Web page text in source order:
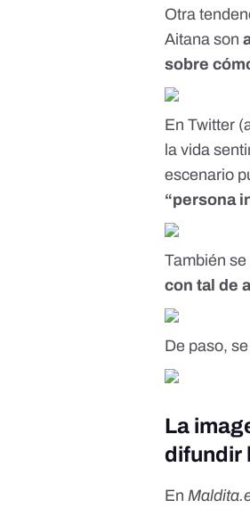
Otra
Aitana son
sobre
En Twitter (
la vida
escenario
“persona
También se
con tal de
De paso,
La
difundir
En